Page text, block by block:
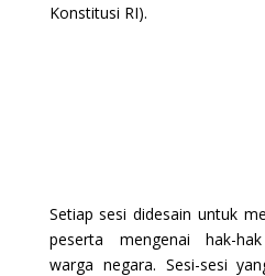
Konstitusi RI).
Setiap sesi didesain untuk
peserta mengenai hak-
warga negara. Sesi-sesi